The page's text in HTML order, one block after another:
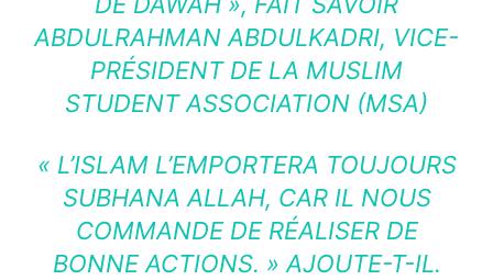
ABDULRAHMAN ABDULKADRI, VICE-
PRÉSIDENT DE LA MUSLIM
STUDENT ASSOCIATION (MSA)
« L’ISLAM L’EMPORTERA TOUJOURS
SUBHANA ALLAH, CAR IL NOUS
COMMANDE DE RÉALISER DE
BONNE ACTIONS. » AJOUTE-T-IL.